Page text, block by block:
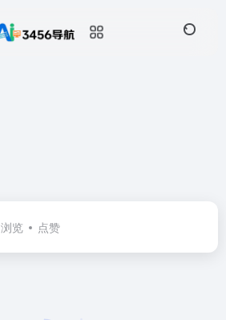
浏览 点赞